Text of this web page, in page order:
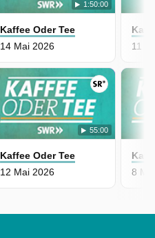
1:50:00
Kaffee Oder Tee
14 Mai 2026
55:00
Kaffee Oder Tee
12 Mai 2026
11
8